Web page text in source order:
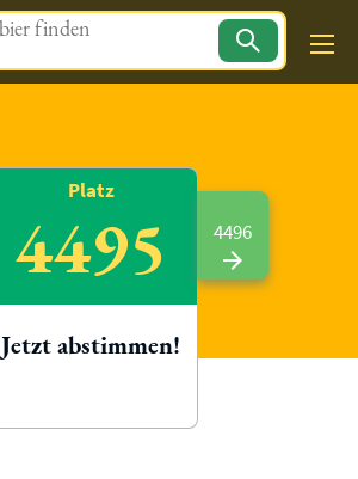
Magazin
Platz
4495
Jetzt abstimmen!
4496